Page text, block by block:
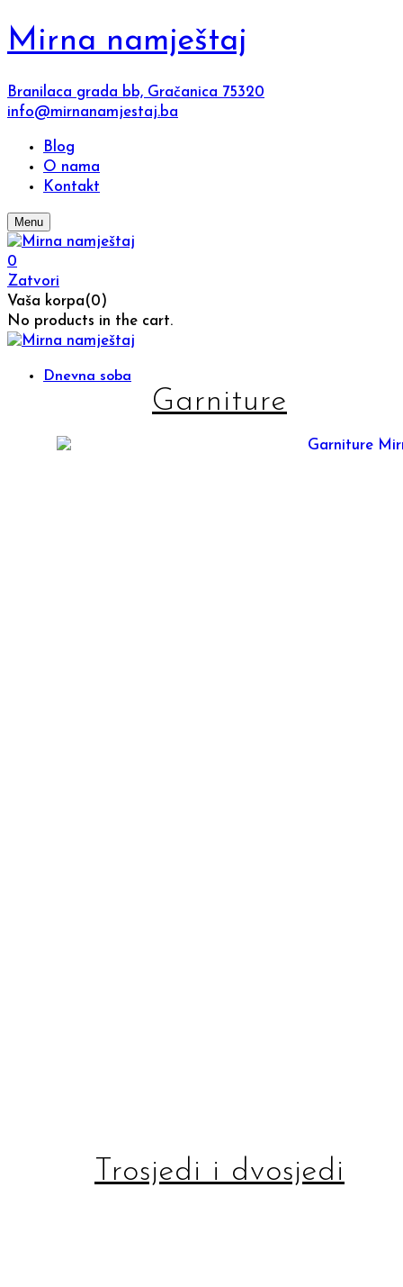
Mirna namještaj
Branilaca grada bb, Gračanica 75320
info@mirnanamjestaj.ba
Blog
O nama
Kontakt
Menu
0
Zatvori
Vaša korpa(0)
No products in the cart.
Dnevna soba
Garniture
Trosjedi i dvosjedi